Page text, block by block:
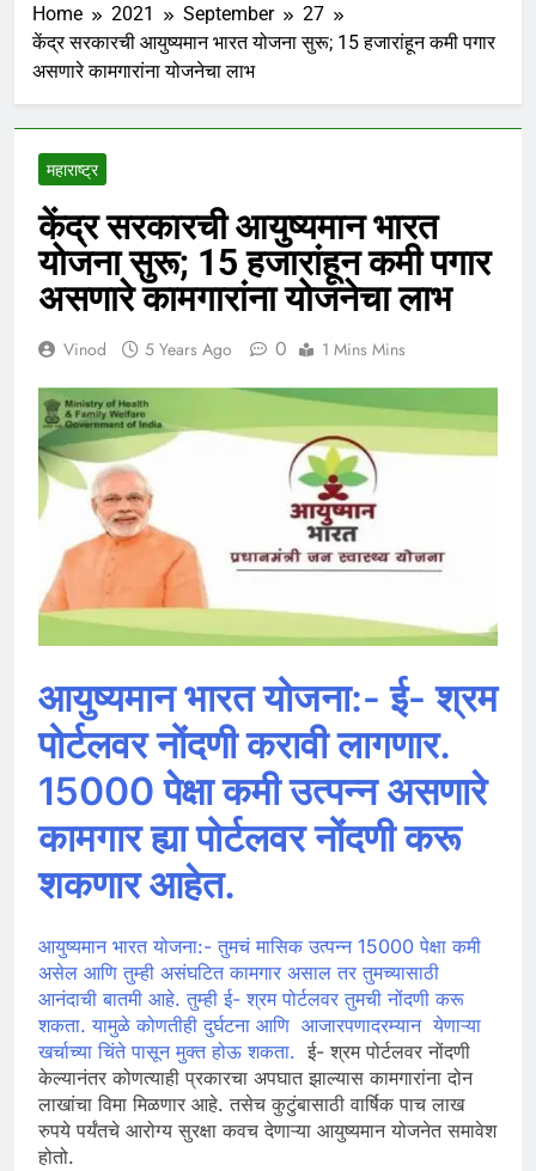
Home 2021 September
27
केंद्र सरकारची आयुष्यमान भारत योजना सुरू; 15 हजारांहून कमी पगार
असणारे कामगारांना योजनेचा लाभ
महाराष्ट्र
केंद्र सरकारची आयुष्यमान भारत
योजना सुरू; 15 हजारांहून कमी पगार
असणारे कामगारांना योजनेचा लाभ
Vinod 5 Years Ago 0 1 Mins Mins
आयुष्यमान भारत योजना:- ई- श्रम
पोर्टलवर नोंदणी करावी लागणार.
15000 पेक्षा कमी उत्पन्न असणारे
कामगार ह्या पोर्टलवर नोंदणी करू
शकणार आहेत.
आयुष्यमान भारत योजना:- तुमचं मासिक उत्पन्न 15000 पेक्षा कमी
असेल आणि तुम्ही असंघटित कामगार असाल तर तुमच्यासाठी
आनंदाची बातमी आहे. तुम्ही ई- श्रम पोर्टलवर तुमची नोंदणी करू
शकता. यामुळे कोणतीही दुर्घटना आणि आजारपणादरम्यान येणाऱ्या
खर्चाच्या चिंते पासून मुक्त होऊ शकता. ई- श्रम पोर्टलवर नोंदणी
केल्यानंतर कोणत्याही प्रकारचा अपघात झाल्यास कामगारांना दोन
लाखांचा विमा मिळणार आहे. तसेच कुटुंबासाठी वार्षिक पाच लाख
रुपये पर्यंतचे आरोग्य सुरक्षा कवच देणाऱ्या आयुष्यमान योजनेत समावेश
होतो.